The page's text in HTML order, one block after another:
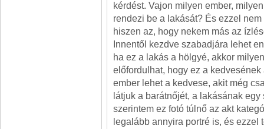
kérdést. Vajon milyen ember,
rendezi be a lakását? És ezzel
hiszen az, hogy nekem más az
Innentől kezdve szabadjára lehet
ha ez a lakás a hölgyé, akkor
előfordulhat, hogy ez a
ember lehet a kedvese, akit még
látjuk a barátnőjét, a lakásának
szerintem ez fotó túlnő az akt
legalább annyira portré is, és ezzel